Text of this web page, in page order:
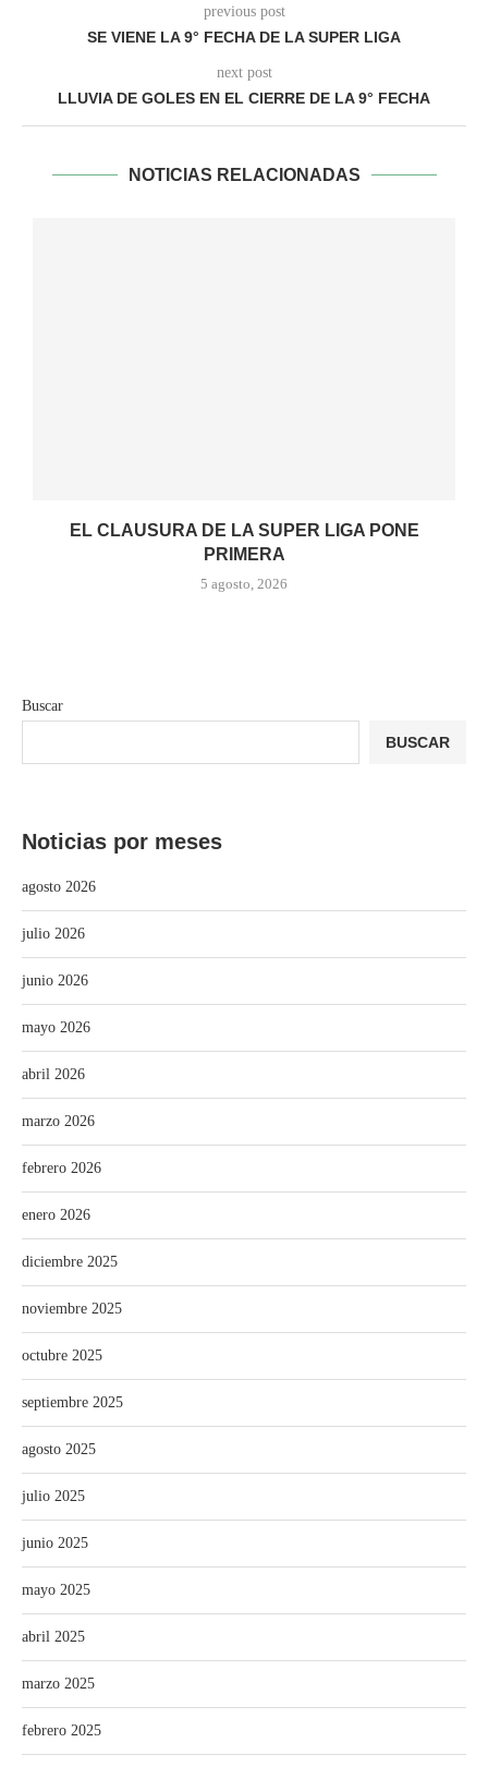
previous post
SE VIENE LA 9° FECHA DE LA SUPER LIGA
next post
LLUVIA DE GOLES EN EL CIERRE DE LA 9° FECHA
NOTICIAS RELACIONADAS
EL CLAUSURA DE LA SUPER LIGA PONE
PRIMERA
5 agosto, 2026
Buscar
BUSCAR
Noticias por meses
agosto 2026
julio 2026
junio 2026
mayo 2026
abril 2026
marzo 2026
febrero 2026
enero 2026
diciembre 2025
noviembre 2025
octubre 2025
septiembre 2025
agosto 2025
julio 2025
junio 2025
mayo 2025
abril 2025
marzo 2025
febrero 2025